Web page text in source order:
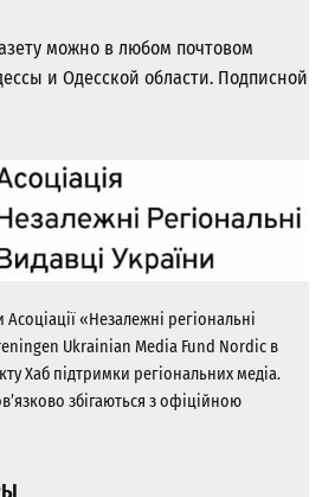
можно в любом почтовом
и Одесской области. Подписной
«Незалежні регіональні
Ukrainian Media Fund Nordic в
Хаб підтримки регіональних медіа.
збігаються з офіційною